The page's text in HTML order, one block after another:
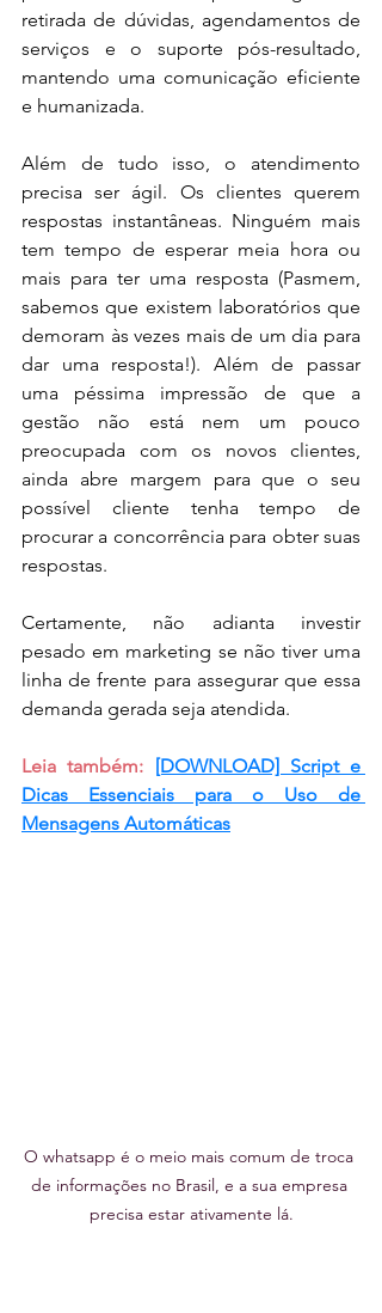
retirada de dúvidas, agendamentos de
serviços e o suporte pós-resultado,
mantendo uma comunicação eficiente
e humanizada.
Além de tudo isso, o atendimento
precisa ser ágil. Os clientes querem
respostas instantâneas. Ninguém mais
tem tempo de esperar meia hora ou
mais para ter uma resposta (Pasmem,
sabemos que existem laboratórios que
demoram às vezes mais de um dia para
dar uma resposta!). Além de passar
uma péssima impressão de que a
gestão não está nem um pouco
preocupada com os novos clientes,
ainda abre margem para que o seu
possível cliente tenha tempo de
procurar a concorrência para obter suas
respostas.
Certamente, não adianta investir
pesado em marketing se não tiver uma
linha de frente para assegurar que essa
demanda gerada seja atendida.
Leia também:
[DOWNLOAD] Script e
Dicas Essenciais para o Uso de
Mensagens Automáticas
O whatsapp é o meio mais comum de troca
de informações no Brasil, e a sua empresa
precisa estar ativamente lá.